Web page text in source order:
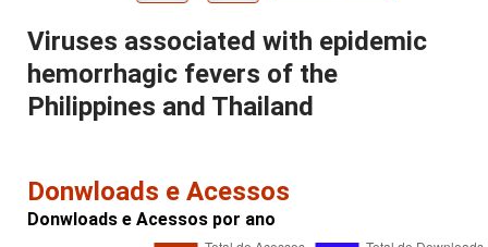
Viruses associated with epidemic
hemorrhagic fevers of the
Philippines and Thailand
Donwloads e Acessos
Donwloads e Acessos por ano